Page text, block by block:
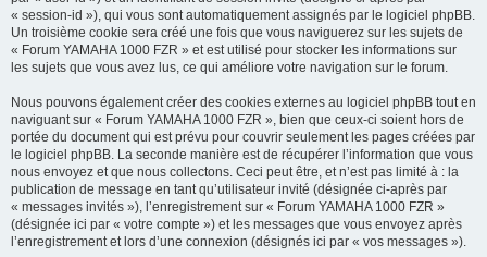
« session-id »), qui vous sont automatiquement assignés par le logiciel phpBB.
Un troisième cookie sera créé une fois que vous naviguerez sur les sujets de
« Forum YAMAHA 1000 FZR » et est utilisé pour stocker les informations sur
les sujets que vous avez lus, ce qui améliore votre navigation sur le forum.
Nous pouvons également créer des cookies externes au logiciel phpBB tout en
naviguant sur « Forum YAMAHA 1000 FZR », bien que ceux-ci soient hors de
portée du document qui est prévu pour couvrir seulement les pages créées par
le logiciel phpBB. La seconde manière est de récupérer l’information que vous
nous envoyez et que nous collectons. Ceci peut être, et n’est pas limité à : la
publication de message en tant qu’utilisateur invité (désignée ci-après par
« messages invités »), l’enregistrement sur « Forum YAMAHA 1000 FZR »
(désignée ici par « votre compte ») et les messages que vous envoyez après
l’enregistrement et lors d’une connexion (désignés ici par « vos messages »).